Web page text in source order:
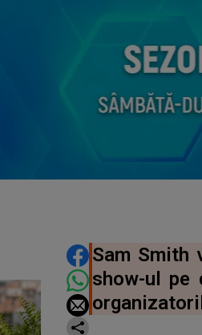
DISTRIBUIE
Sam Smith
show-ul pe